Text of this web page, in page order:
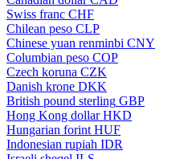
Swiss franc CHF
Chilean peso CLP
Chinese yuan renminbi CNY
Columbian peso COP
Czech koruna CZK
Danish krone DKK
British pound sterling GBP
Hong Kong dollar HKD
Hungarian forint HUF
Indonesian rupiah IDR